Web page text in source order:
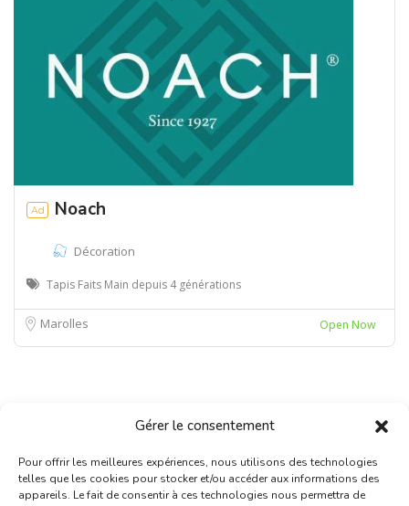
Gérer le consentement
Pour offrir les meilleures expériences, nous utilisons des technologies
telles que les cookies pour stocker et/ou accéder aux informations des
appareils. Le fait de consentir à ces technologies nous permettra de
Ad Noach
Décoration
Tapis Faits Main depuis 4 générations
Marolles Open Now